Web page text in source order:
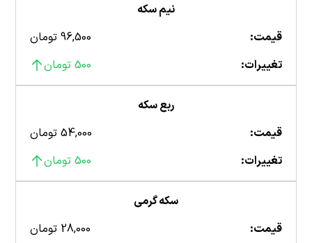
نیم سکه
قیمت:
96,500 تومان
تغییرات:
500 تومان
ربع سکه
قیمت:
54,000 تومان
تغییرات:
500 تومان
سکه گرمی
قیمت:
28,000 تومان